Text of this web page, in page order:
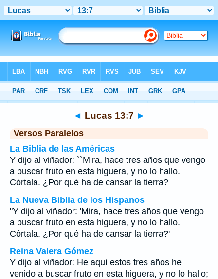
>Lucas > Capítulo 13> Verso 7
◄ Lucas 13:7 ►
Versos Paralelos
La Biblia de las Américas
Y dijo al viñador: ``Mira, hace tres años que vengo
a buscar fruto en esta higuera, y no lo hallo.
Córtala. ¿Por qué ha de cansar la tierra?
La Nueva Biblia de los Hispanos
"Y dijo al viñador: 'Mira, hace tres años que vengo
a buscar fruto en esta higuera, y no lo hallo.
Córtala. ¿Por qué ha de cansar la tierra?'
Reina Valera Gómez
Y dijo al viñador: He aquí estos tres años he
venido a buscar fruto en esta higuera, y no lo hallo;